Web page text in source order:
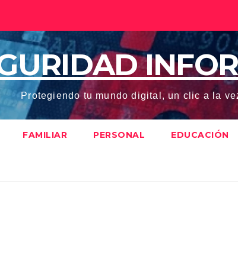
Protegiendo tu mundo digital, un clic a la
FAMILIAR PERSONAL EDUCACIÓN